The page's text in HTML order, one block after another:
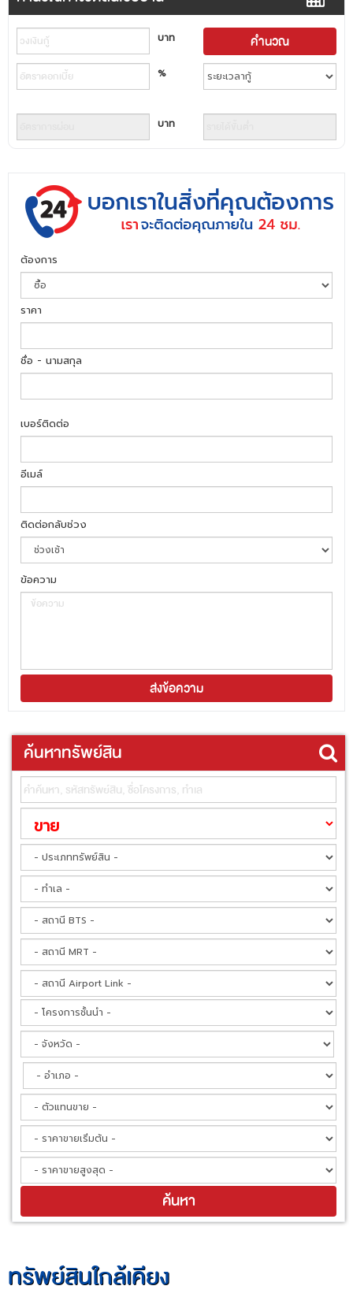
บาท
%
บาท
ต้องการ
ราคา
ชื่อ - นามสกุล
เบอร์ติดต่อ
อีเมล์
ติดต่อกลับช่วง
ข้อความ
ค้นหาทรัพย์สิน
ทรัพย์สินใกล้เคียง